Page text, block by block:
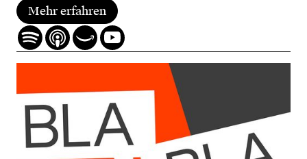
Mehr erfahren